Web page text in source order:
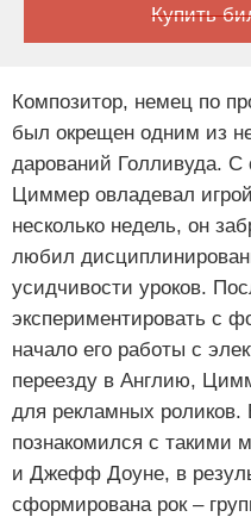
Купить
Композитор, немец по
был окрещен одним из
дарований Голливуда.
Циммер овладевал
несколько недель, он
любил
усидчивости уроков.
экспериментировать с
начало его работы с
переезду в Англию,
для рекламных роликов.
познакомился с такими
и Джефф Доуне, в
сформирована рок –